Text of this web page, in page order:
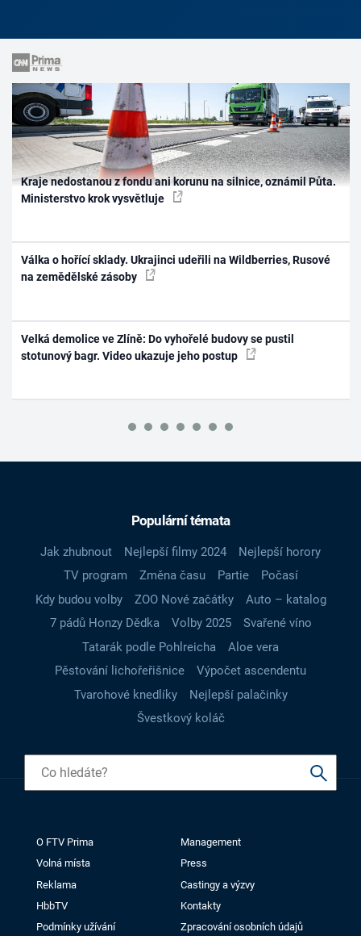
Kraje nedostanou z fondu ani korunu na silnice, oznámil Půta.
Ministerstvo krok vysvětluje
Válka o hořící sklady. Ukrajinci udeřili na Wildberries, Rusové
na zemědělské zásoby
Velká demolice ve Zlíně: Do vyhořelé budovy se pustil
stotunový bagr. Video ukazuje jeho postup
Populární témata
Jak zhubnout Nejlepší filmy 2024
Nejlepší horory
TV program
Změna času Partie
Počasí
Kdy budou volby
ZOO Nové začátky
Auto – katalog
7 pádů Honzy Dědka
Volby 2025
Svařené víno
Tatarák podle Pohlreicha
Aloe vera
Pěstování lichořeřišnice
Výpočet ascendentu
Tvarohové knedlíky
Nejlepší palačinky
Švestkový koláč
O FTV Prima
Management
Volná místa
Press
Reklama
Castingy a výzvy
HbbTV
Kontakty
Podmínky užívání
Zpracování osobních údajů